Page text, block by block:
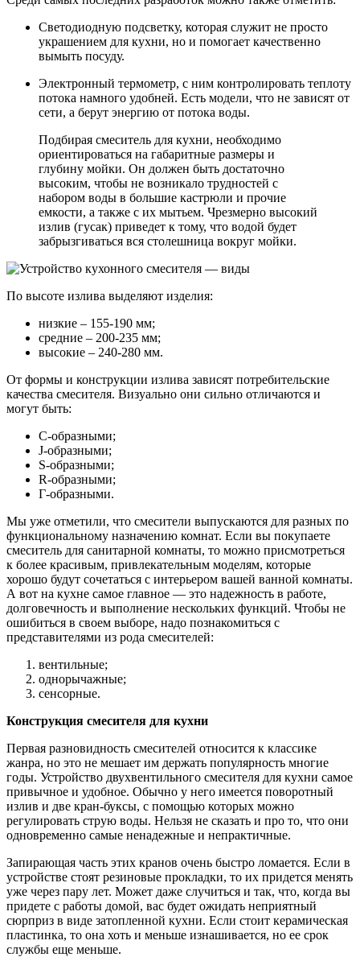
Светодиодную подсветку, которая служит не просто
украшением для кухни, но и помогает качественно
вымыть посуду.
Электронный термометр, с ним контролировать теплоту
потока намного удобней. Есть модели, что не зависят от
сети, а берут энергию от потока воды.
Подбирая смеситель для кухни, необходимо
ориентироваться на габаритные размеры и
глубину мойки. Он должен быть достаточно
высоким, чтобы не возникало трудностей с
набором воды в большие кастрюли и прочие
емкости, а также с их мытьем. Чрезмерно высокий
излив (гусак) приведет к тому, что водой будет
забрызгиваться вся столешница вокруг мойки.
По высоте излива выделяют изделия:
низкие – 155-190 мм;
средние – 200-235 мм;
высокие – 240-280 мм.
От формы и конструкции излива зависят потребительские
качества смесителя. Визуально они сильно отличаются и
могут быть:
C-образными;
J-образными;
S-образными;
R-образными;
Г-образными.
Мы уже отметили, что смесители выпускаются для разных по
функциональному назначению комнат. Если вы покупаете
смеситель для санитарной комнаты, то можно присмотреться
к более красивым, привлекательным моделям, которые
хорошо будут сочетаться с интерьером вашей ванной комнаты.
А вот на кухне самое главное — это надежность в работе,
долговечность и выполнение нескольких функций. Чтобы не
ошибиться в своем выборе, надо познакомиться с
представителями из рода смесителей:
вентильные;
однорычажные;
сенсорные.
Конструкция смесителя для кухни
Первая разновидность смесителей относится к классике
жанра, но это не мешает им держать популярность многие
годы. Устройство двухвентильного смесителя для кухни самое
привычное и удобное. Обычно у него имеется поворотный
излив и две кран-буксы, с помощью которых можно
регулировать струю воды. Нельзя не сказать и про то, что они
одновременно самые ненадежные и непрактичные.
Запирающая часть этих кранов очень быстро ломается. Если в
устройстве стоят резиновые прокладки, то их придется менять
уже через пару лет. Может даже случиться и так, что, когда вы
придете с работы домой, вас будет ожидать неприятный
сюрприз в виде затопленной кухни. Если стоит керамическая
пластинка, то она хоть и меньше изнашивается, но ее срок
службы еще меньше.